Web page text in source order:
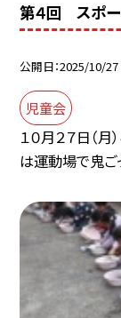
第４回 スポー
公開日 2025/10/27
児童会
１０月２７日（
は運動場で鬼ご